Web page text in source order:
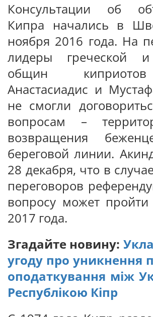
Консультации об
Кипра начались в
ноября 2016 года. На
лидеры греческой и
общин
Анастасиадис и
не смогли
вопросам –
возвращения
береговой линии.
28 декабря, что в
переговоров
вопросу может
2017 года.
Згадайте новину:
угоду про уникнення
оподаткування між
Республікою Кіпр